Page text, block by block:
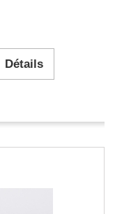
Détails